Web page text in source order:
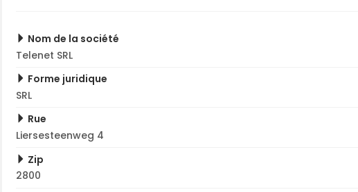
Nom de la société
Telenet SRL
Forme juridique
SRL
Rue
Liersesteenweg 4
Zip
2800